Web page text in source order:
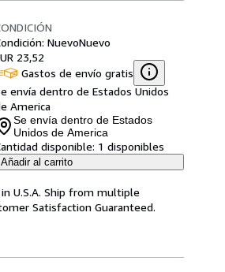
NuevoNuevo
23,52
Gastos de envío gratis
envía dentro de Estados Unidos
America
Se envía dentro de Estados
Unidos de America
disponible: 1 disponibles
Añadir al carrito
in U.S.A. Ship from multiple
Satisfaction Guaranteed.